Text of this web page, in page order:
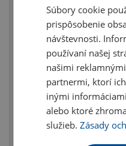
(- 7.00
od
100 ks
3.42 €
(-20.00%)
(-
Na sklade 12 ks môžete
U partnera 4208 ks
Súbory cookie
prispôsobenie
návštevnosti.
používaní našej
našimi
partnermi, ktorí
inými
alebo ktoré
služieb.Zásady